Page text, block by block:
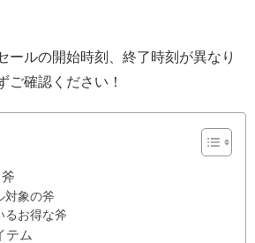
ールの開始時刻、終了時刻が異なり
ご確認ください！
対象の斧
るお得な斧
テム